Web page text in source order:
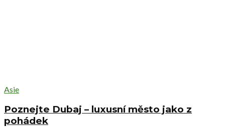
Asie
Poznejte Dubaj – luxusní město jako z
pohádek